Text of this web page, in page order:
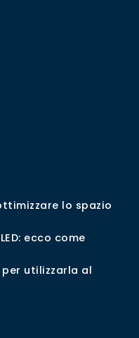
lo spazio
ecco come
utilizzarla al